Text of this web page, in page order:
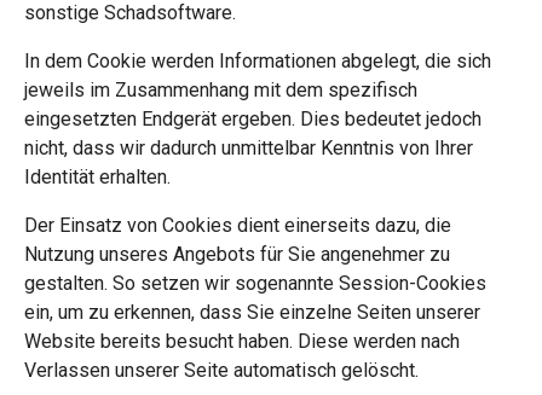
sonstige Schadsoftware.
In dem Cookie werden Informationen abgelegt, die sich
jeweils im Zusammenhang mit dem spezifisch
eingesetzten Endgerät ergeben. Dies bedeutet jedoch
nicht, dass wir dadurch unmittelbar Kenntnis von Ihrer
Identität erhalten.
Der Einsatz von Cookies dient einerseits dazu, die
Nutzung unseres Angebots für Sie angenehmer zu
gestalten. So setzen wir sogenannte Session-Cookies
ein, um zu erkennen, dass Sie einzelne Seiten unserer
Website bereits besucht haben. Diese werden nach
Verlassen unserer Seite automatisch gelöscht.